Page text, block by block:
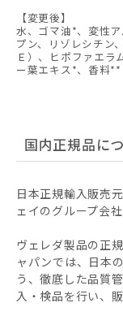
【変更後】
水、ゴマ油*、変性
プン、リゾレシチン
Ｅ）、ヒポファエラ
ー葉エキス*、香料
国内正規品に
日本正規輸入販売
ェイのグループ会社
ヴェレダ製品の正
ャパンでは、日本
う、徹底した品質
入・検品を行い、